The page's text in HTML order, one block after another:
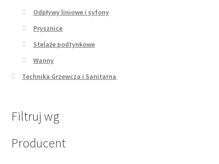
Odpływy liniowe i syfony
Prysznice
Stelaże podtynkowe
Wanny
Technika Grzewcza i Sanitarna
Filtruj wg
Producent